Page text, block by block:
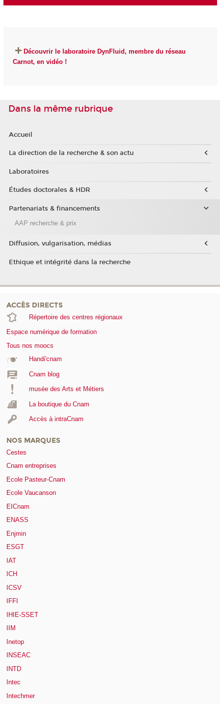
Découvrir le laboratoire DynFluid, membre du réseau
Carnot, en vidéo !
Dans la même rubrique
Accueil
La direction de la recherche & son actu
Laboratoires
Études doctorales & HDR
Partenariats & financements
AAP recherche & prix
Diffusion, vulgarisation, médias
Ethique et intégrité dans la recherche
ACCÈS DIRECTS
Répertoire des centres régionaux
Espace numérique de formation
Tous nos moocs
Handi'cnam
Cnam blog
musée des Arts et Métiers
La boutique du Cnam
Accès à intraCnam
NOS MARQUES
Cestes
Cnam entreprises
Ecole Pasteur-Cnam
Ecole Vaucanson
EICnam
ENASS
Enjmin
ESGT
IAT
ICH
ICSV
IFFI
IHIE-SSET
IIM
Inetop
INSEAC
INTD
Intec
Intechmer